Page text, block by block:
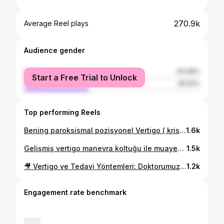
Average Reel plays 270.9k
Audience gender
female
male
Start a Free Trial to Unlock
Top performing Reels
Bening paroksismal pozisyonel Vertigo ( kristal oynaması) Manevrası ☎️ 0545 312 07 07 📍Fener mahallesi Tekelioğlu caddesi Seda apartmanı no 11 kat 2 Muratpaşa Antalya #basdönmesi #vertigo #kbbantalya #antalyakbb #nistagmus1.6k
Gelişmiş vertigo manevra koltuğu ile muayene aynı seansta tedavi. Kliniğimizde vertigo koltuğu ile ayrıntılı muayene yapıyor, uygun hastalarda aynı seansta manevra tedavisi uyguluyoruz. ✅ Kişiye özel değerlendirme ✅ KBB uzmanı tarafından muayene ✅ Kısa sürede sonuç odaklı yaklaşım 📲 Randevu ve detaylı bilgi için DM’den veya profilimdeki bağlantıdan ulaşabilirsiniz. Her hastada değerlendirme ve tedavi kişiye özeldir. #vertigo #başdönmesi #denge #kbb #kbbdoktoru vertigotedavisi vestibüler muayene 1.5k
🎥 Vertigo ve Tedavi Yöntemleri: Doktorumuz Anlatıyor! Vertigo, günlük hayatı olumsuz etkileyen baş dönmesi ve denge problemleriyle başa çıkmayı zorlaştırabilir. 👩‍⚕️👨‍⚕️ Bu kısa videoda, uzman doktorumuz vertigo tedavisiyle ilgili etkili yöntemleri anlatıyor. Sağlığınızı ertelemeyin, doğru tedavi için hemen harekete geçin! 💙 📌 Daha fazla bilgi için mesaj atabilir veya randevu alabilirsiniz. 📍 #VertigoTedavisi #BaşDönmesi #Sağlık #DoktorTavsiyesi #ReelsPost #DengeSorunları #Tedavi #SağlıklıYaşam #HareketEttirenBilgiler ✨ Sağlığınız bizim önceliğimiz!1.2k
Engagement rate benchmark